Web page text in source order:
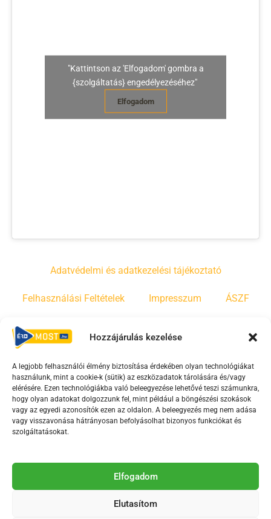
Hozzájárulás kezelése
A legjobb felhasználói élmény biztosítása érdekében olyan technológiákat
használunk, mint a cookie-k (sütik) az eszközadatok tárolására és/vagy
elérésére. Ezen technológiákba való beleegyezése lehetővé teszi számunkra,
hogy olyan adatokat dolgozzunk fel, mint például a böngészési szokások
vagy az egyedi azonosítók ezen az oldalon. A beleegyezés meg nem adása
vagy visszavonása hátrányosan befolyásolhat bizonyos funkciókat és
szolgáltatásokat.
Elfogadom
Elutasítom
"Kattintson az 'Elfogadom' gombra a
{szolgáltatás} engedélyezéséhez"
Elfogadom
Adatvédelmi és adatkezelési tájékoztató
Felhasználási Feltételek Impresszum ÁSZF
F
a
c
e
b
o
-
Y
o
u
t
u
e
s
T
i
k
t
Az Érd Média médiaszolgáltatási tevékenységét a
Médiatanács a Magyar Média Mecenatúra program